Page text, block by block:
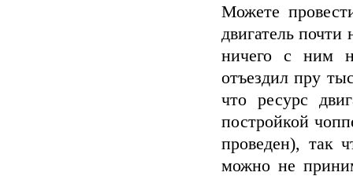
Можете
двигатель
ничего с ним
отъездил пру
что ресурс
постройкой
проведен), так
можно не